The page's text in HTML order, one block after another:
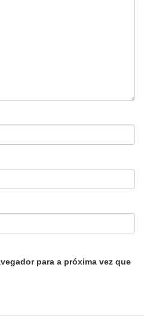
para a próxima vez que